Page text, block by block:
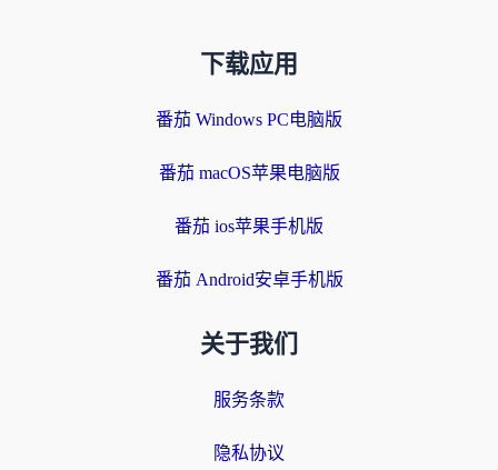
下载应用
番茄 Windows PC电脑版
番茄 macOS苹果电脑版
番茄 ios苹果手机版
番茄 Android安卓手机版
关于我们
服务条款
隐私协议